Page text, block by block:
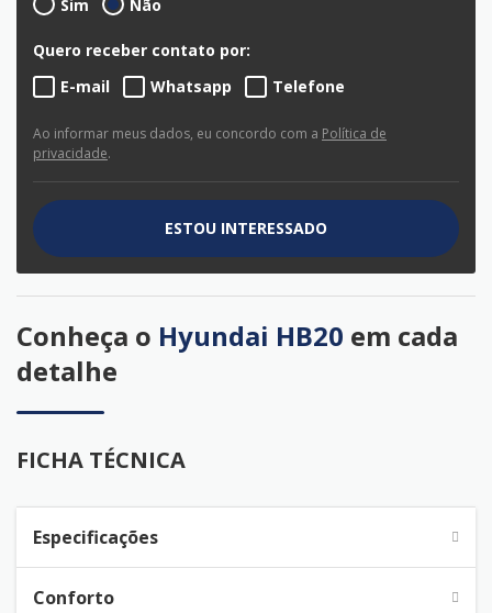
Sim
Não
Quero receber contato por:
E-mail
Whatsapp Telefone
Ao informar meus dados, eu concordo com a Política de
privacidade.
ESTOU INTERESSADO
Conheça o Hyundai HB20 em cada
detalhe
FICHA TÉCNICA
Especificações
Conforto